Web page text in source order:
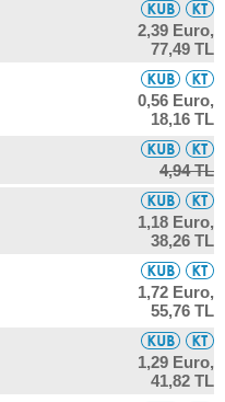
2,39 Euro,
77,49 TL
0,56 Euro,
18,16 TL
4,94 TL
1,18 Euro,
38,26 TL
1,72 Euro,
55,76 TL
1,29 Euro,
41,82 TL